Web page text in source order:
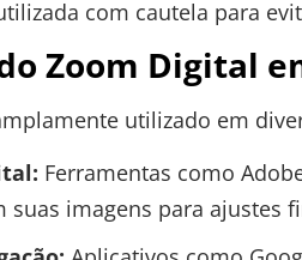
com cautela para
Zoom Digital
utilizado em
Ferramentas como
suas imagens para ajustes